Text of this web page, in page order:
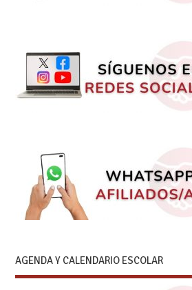
AGENDA Y CALENDARIO ESCOLAR